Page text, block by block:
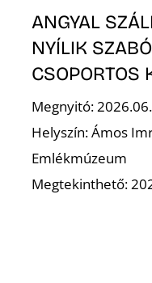
ANGYAL
NYÍLIK
CSOPORTOS
Megnyitó:
Helyszín: Ámos
Emlékmúzeum
Megtekinthető: